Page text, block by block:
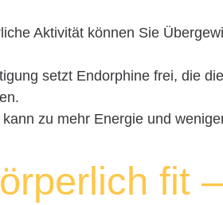
Aktivität können Sie
setzt Endorphine frei, die
zu mehr Energie und
fit